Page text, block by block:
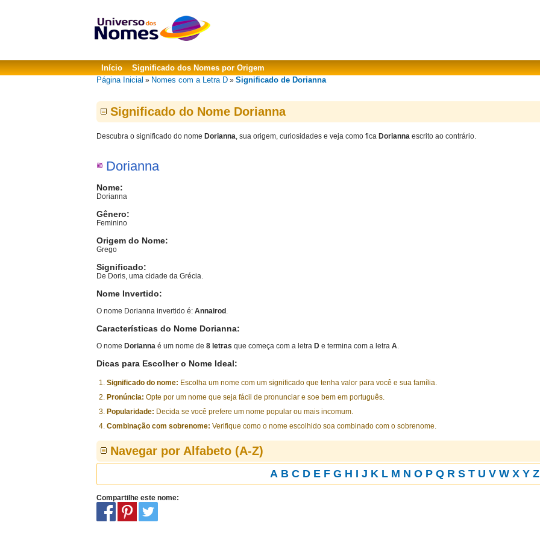
Início
Significado dos Nomes por Origem
Página Inicial » Nomes com a Letra D » Significado de Dorianna
Significado do Nome Dorianna
Descubra o significado do nome Dorianna, sua origem, curiosidades e veja como fica Dorianna escrito ao contrário.
Dorianna
Nome:
Dorianna
Gênero:
Feminino
Origem do Nome:
Grego
Significado:
De Doris, uma cidade da Grécia.
Nome Invertido:
O nome Dorianna invertido é: Annairod .
Características do Nome Dorianna:
O nome Dorianna é um nome de 8 letras que começa com a letra D e termina com a letra A.
Dicas para Escolher o Nome Ideal:
Significado do nome: Escolha um nome com um significado que tenha valor para você e sua família.
Pronúncia: Opte por um nome que seja fácil de pronunciar e soe bem em português.
Popularidade: Decida se você prefere um nome popular ou mais incomum.
Combinação com sobrenome: Verifique como o nome escolhido soa combinado com o sobrenome.
Navegar por Alfabeto (A-Z)
A B C D E F G H I J K L M N O P Q R S T U V W X Y Z
Compartilhe este nome: